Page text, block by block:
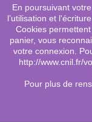
search
En poursuivant
l’utilisation et
Cookies
panier, vous
votre connexion.
http://www.cnil.fr/
Pour plus de